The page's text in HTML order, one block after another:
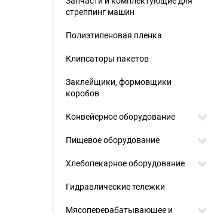
стреппинг машин
Полиэтиленовая пленка
Клипсаторы пакетов
Заклейщики, формовщики
коробов
Конвейерное оборудование
Пищевое оборудование
Хлебопекарное оборудование
Гидравлические тележки
Мясоперерабатывающее и